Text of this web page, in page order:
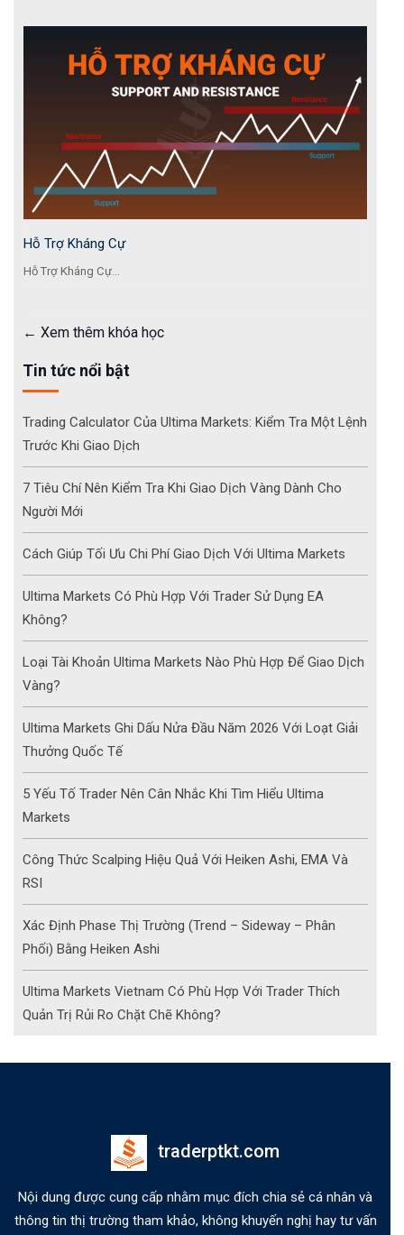
Hỗ Trợ Kháng Cự
Hỗ Trợ Kháng Cự...
Xem thêm khóa học
Tin tức nổi bật
Trading Calculator Của Ultima Markets: Kiểm Tra Một Lệnh
Trước Khi Giao Dịch
7 Tiêu Chí Nên Kiểm Tra Khi Giao Dịch Vàng Dành Cho
Người Mới
Cách Giúp Tối Ưu Chi Phí Giao Dịch Với Ultima Markets
Ultima Markets Có Phù Hợp Với Trader Sử Dụng EA
Không?
Loại Tài Khoản Ultima Markets Nào Phù Hợp Để Giao Dịch
Vàng?
Ultima Markets Ghi Dấu Nửa Đầu Năm 2026 Với Loạt Giải
Thưởng Quốc Tế
5 Yếu Tố Trader Nên Cân Nhắc Khi Tìm Hiểu Ultima
Markets
Công Thức Scalping Hiệu Quả Với Heiken Ashi, EMA Và
RSI
Xác Định Phase Thị Trường (Trend – Sideway – Phân
Phối) Bằng Heiken Ashi
Ultima Markets Vietnam Có Phù Hợp Với Trader Thích
Quản Trị Rủi Ro Chặt Chẽ Không?
traderptkt.com
Nội dung được cung cấp nhằm mục đích chia sẻ cá nhân và
thông tin thị trường tham khảo, không khuyến nghị hay tư vấn